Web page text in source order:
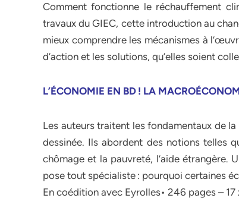
Comment fonctionne le réchauffement
travaux du GIEC, cette introduction au
mieux comprendre les mécanismes à
d’action et les solutions, qu’elles soient
L’ÉCONOMIE EN BD ! LA
Les auteurs traitent les fondamentaux de
dessinée. Ils abordent des notions telles
chômage et la pauvreté, l’aide
pose tout spécialiste : pourquoi certaines
En coédition avec Eyrolles• 246 pages –